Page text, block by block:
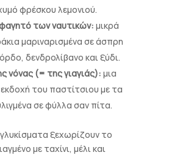
φρέσκου λεμονιού.
των ναυτικών: μικρά
μαριναρισμένα σε άσπρη
δενδρολίβανο και ξύδι.
νόνας (= της γιαγιάς): μια
του παστίτσιου με τα
σε φύλλα σαν πίτα.
ξεχωρίζουν το
με ταχίνι, μέλι και